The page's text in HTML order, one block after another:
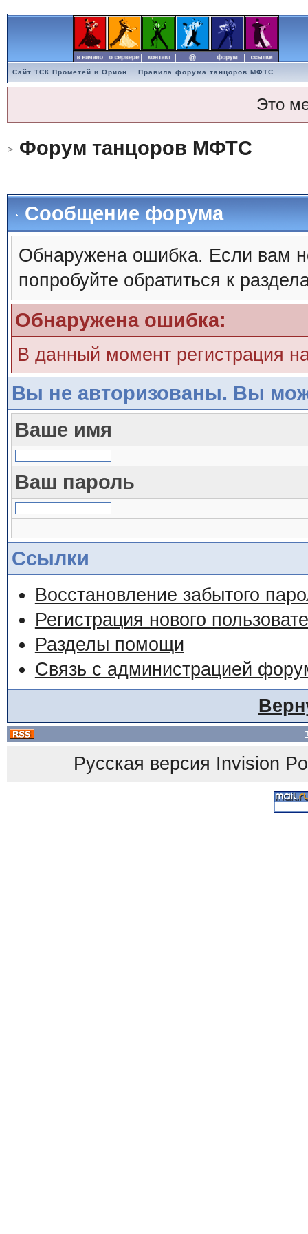
Сайт ТСК Прометей и Орион Правила форума танцоров МФТС
Это
Форум танцоров МФТС
Сообщение форума
Обнаружена ошибка. Если вам
попробуйте обратиться к
Обнаружена ошибка:
В данный момент регистрация
Вы не авторизованы. Вы
Ваше имя
Ваш пароль
Ссылки
Восстановление забытого
Регистрация нового
Разделы помощи
Связь с администрацией
Русская версия Invision